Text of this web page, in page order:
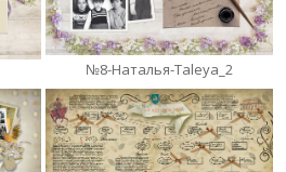
№8-Наталья-Taleya_2